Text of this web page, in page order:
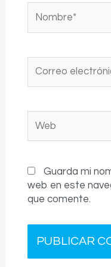
electrónico*
Guarda mi
web en este
que comente.